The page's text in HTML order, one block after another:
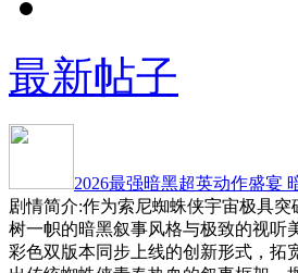
最新帖子
2026最强暗黑超英动作盛宴
剧情简介:作为索尼蜘蛛侠宇宙极具
树一帜的暗黑叙事风格与极致的视听
彩色双版本同步上线的创新形式，拓